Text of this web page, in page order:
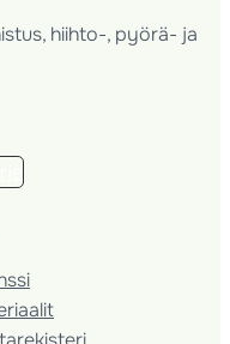
hiihto-, pyörä- ja